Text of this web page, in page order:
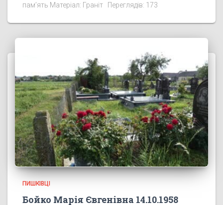
пам’ять Матеріал: Граніт Переглядів: 173
ПИШКІВЦІ
Бойко Марія Євгенівна 14.10.1958